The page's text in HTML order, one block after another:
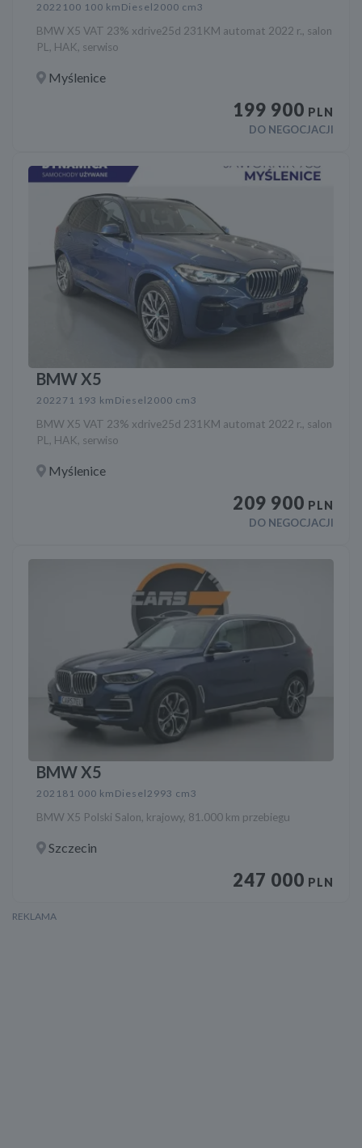
2022 100 100 km Diesel2000 cm3
BMW X5 VAT 23% xdrive25d 231KM automat 2022 r., salon
PL, HAK, serwiso
Myślenice
199 900 PLN
DO NEGOCJACJI
BMW X5
2022 71 193 km Diesel2000 cm3
BMW X5 VAT 23% xdrive25d 231KM automat 2022 r., salon
PL, HAK, serwiso
Myślenice
209 900 PLN
DO NEGOCJACJI
BMW X5
202181 000 km Diesel2993 cm3
BMW X5 Polski Salon, krajowy, 81.000 km przebiegu
Szczecin
247 000 PLN